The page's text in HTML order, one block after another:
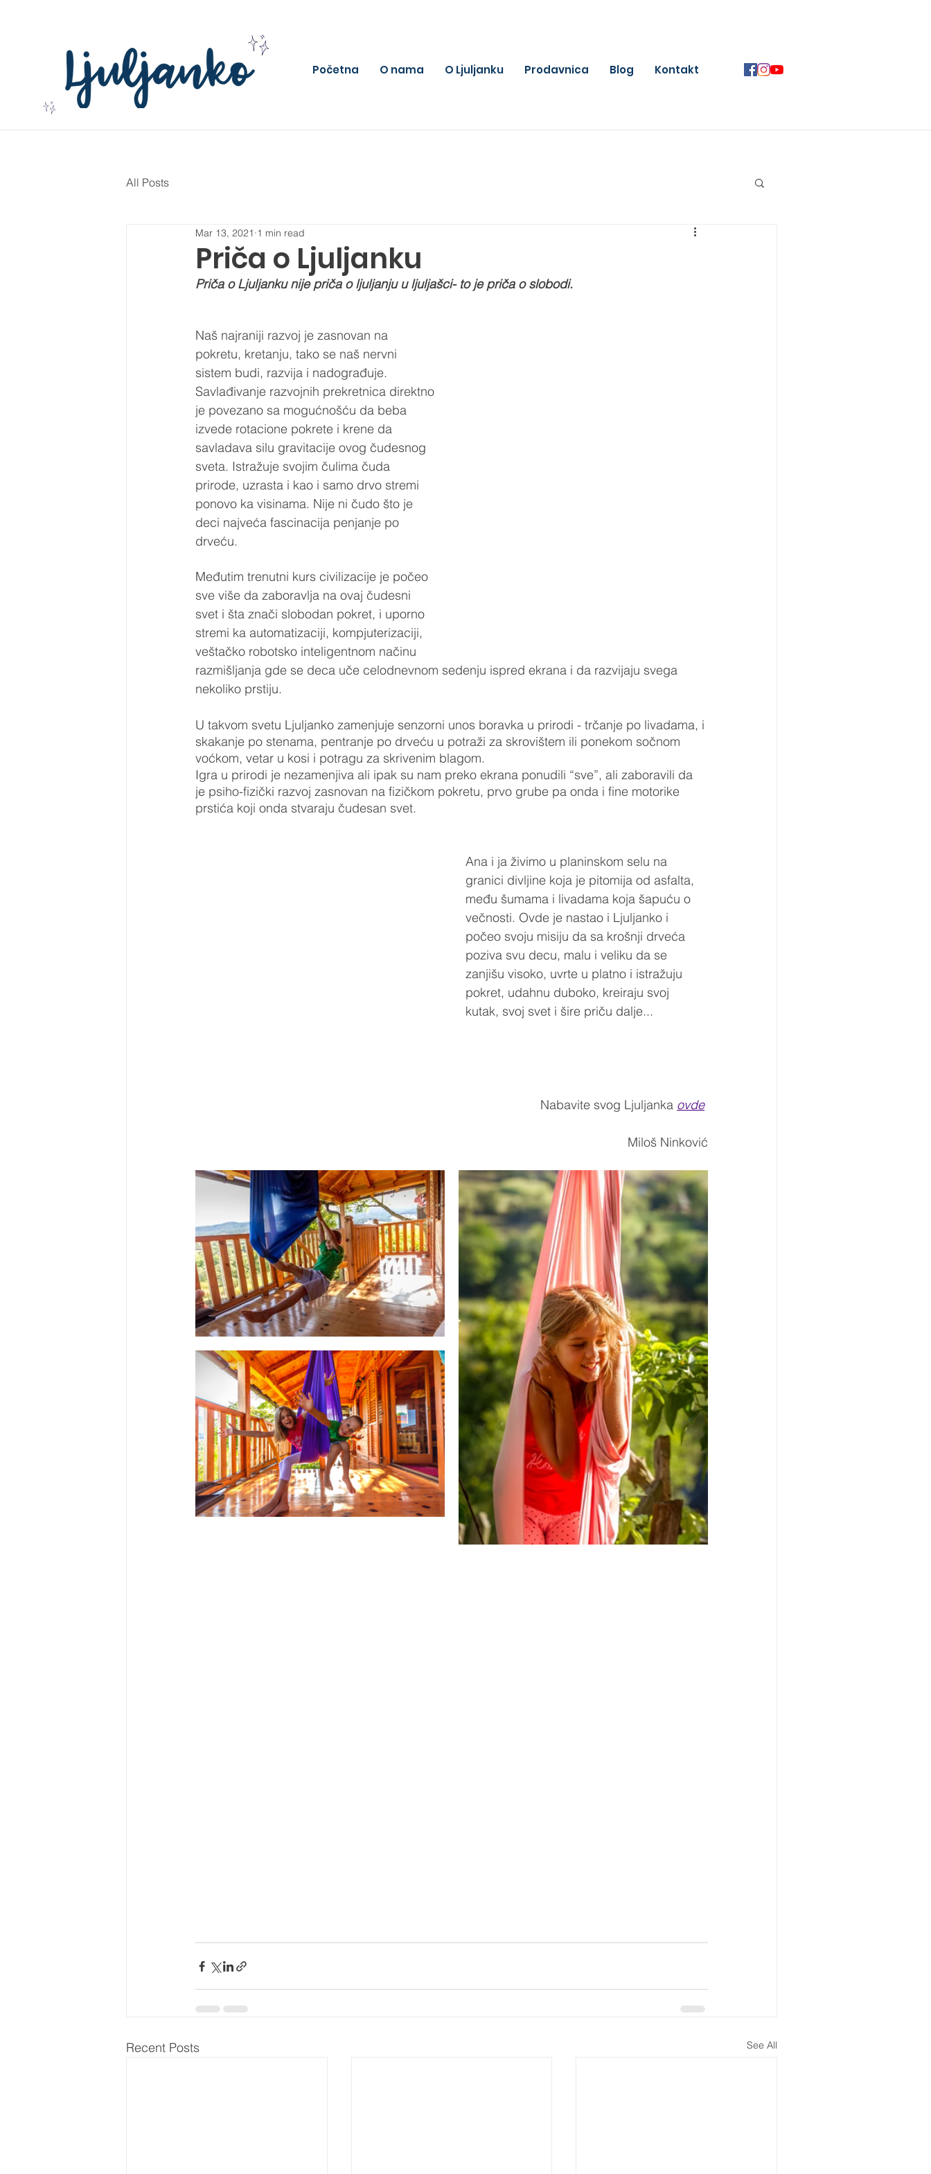
Početna O nama O Ljuljanku Prodavnica Blog Kontakt
All Posts
Priča o Ljuljanku
Mar 13, 2021 1 min read
Priča o Ljuljanku nije priča o ljuljanju u ljuljašci- to je priča o slobodi.
Naš najraniji razvoj je zasnovan na
pokretu, kretanju, tako se naš nervni
sistem budi, razvija i nadograđuje.
Savlađivanje razvojnih prekretnica direktno
je povezano sa mogućnošću da beba
izvede rotacione pokrete i krene da
savladava silu gravitacije ovog čudesnog
sveta. Istražuje svojim čulima čuda
prirode, uzrasta i kao i samo drvo stremi
ponovo ka visinama. Nije ni čudo što je
deci najveća fascinacija penjanje po
drveću.
Međutim trenutni kurs civilizacije je počeo
sve više da zaboravlja na ovaj čudesni
svet i šta znači slobodan pokret, i uporno
stremi ka automatizaciji, kompjuterizaciji,
veštačko robotsko inteligentnom načinu
razmišljanja gde se deca uče celodnevnom sedenju ispred ekrana i da razvijaju svega
nekoliko prstiju.
U takvom svetu Ljuljanko zamenjuje senzorni unos boravka u prirodi - trčanje po livadama, i
skakanje po stenama, pentranje po drveću u potraži za skrovištem ili ponekom sočnom
voćkom, vetar u kosi i potragu za skrivenim blagom.
Igra u prirodi je nezamenjiva ali ipak su nam preko ekrana ponudili “sve”, ali zaboravili da
je psiho-fizički razvoj zasnovan na fizičkom pokretu, prvo grube pa onda i fine motorike
prstića koji onda stvaraju čudesan svet.
Ana i ja živimo u planinskom selu na
granici divljine koja je pitomija od asfalta,
među šumama i livadama koja šapuću o
večnosti. Ovde je nastao i Ljuljanko i
počeo svoju misiju da sa krošnji drveća
poziva svu decu, malu i veliku da se
zanjišu visoko, uvrte u platno i istražuju
pokret, udahnu duboko, kreiraju svoj
kutak, svoj svet i šire priču dalje...
Nabavite svog Ljuljanka ovde
Miloš Ninković
Recent Posts See All